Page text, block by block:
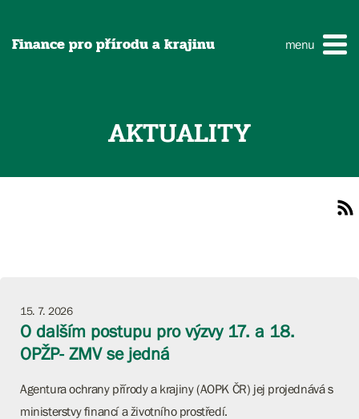
Finance pro přírodu a krajinu menu
AKTUALITY
15. 7. 2026
O dalším postupu pro výzvy 17. a 18.
OPŽP- ZMV se jedná
Agentura ochrany přírody a krajiny (AOPK ČR) jej projednává s
ministerstvy financí a životního prostředí.